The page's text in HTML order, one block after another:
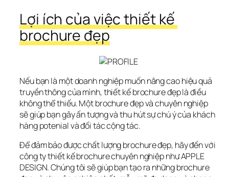
Lợi ích của việc thiết kế
brochure đẹp
Nếu bạn là một doanh nghiệp muốn nâng cao hiệu quả
truyền thông của mình, thiết kế brochure đẹp là điều
không thể thiếu. Một brochure đẹp và chuyên nghiệp
sẽ giúp bạn gây ấn tượng và thu hút sự chú ý của khách
hàng potenial và đối tác cộng tác.
Để đảm bảo được chất lượng brochure đẹp, hãy đến với
công ty thiết kế brochure chuyên nghiệp như APPLE
DESIGN. Chúng tôi sẽ giúp bạn tạo ra những brochure